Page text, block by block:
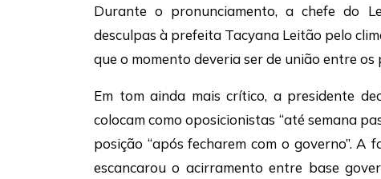
Durante o pronunciamento, a chefe do
desculpas à prefeita Tacyana Leitão pelo
que o momento deveria ser de união entre
Em tom ainda mais crítico, a presidente
colocam como oposicionistas “até semana
posição “após fecharem com o governo”.
escancarou o acirramento entre base